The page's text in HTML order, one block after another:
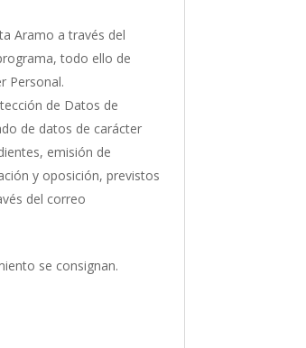
Aramo a través del
todo ello de
Personal.
de Datos de
de datos de carácter
emisión de
y oposición, previstos
del correo
se consignan.